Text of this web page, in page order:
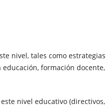
nivel, tales como
formación docente,
nivel educativo (directivos,